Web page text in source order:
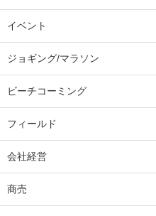
イベント
ジョギング/マラソン
ビーチコーミング
フィールド
会社経営
商売